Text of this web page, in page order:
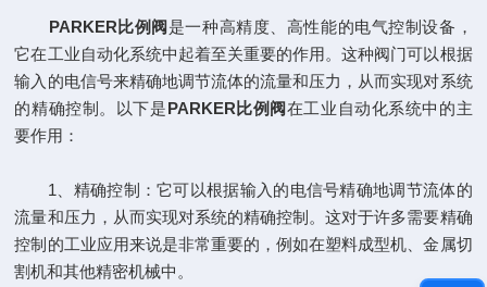
PARKER比例阀是一种高精度、高性能的电气控制设备，
它在工业自动化系统中起着至关重要的作用。这种阀门可以根据
输入的电信号来精确地调节流体的流量和压力，从而实现对系统
的精确控制。以下是PARKER比例阀在工业自动化系统中的主
要作用：
1、精确控制：它可以根据输入的电信号精确地调节流体的
流量和压力，从而实现对系统的精确控制。这对于许多需要精确
控制的工业应用来说是非常重要的，例如在塑料成型机、金属切
割机和其他精密机械中。